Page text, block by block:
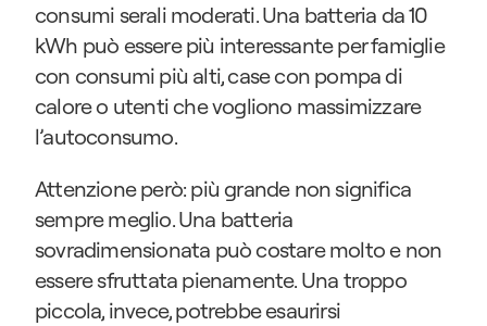
consumi serali moderati. Una batteria da 10
kWh può essere più interessante per famiglie
con consumi più alti, case con pompa di
calore o utenti che vogliono massimizzare
l’autoconsumo.
Attenzione però: più grande non significa
sempre meglio. Una batteria
sovradimensionata può costare molto e non
essere sfruttata pienamente. Una troppo
piccola, invece, potrebbe esaurirsi